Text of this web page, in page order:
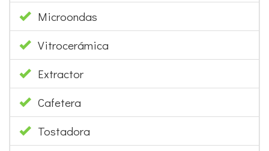
Microondas
Vitrocerámica
Extractor
Cafetera
Tostadora